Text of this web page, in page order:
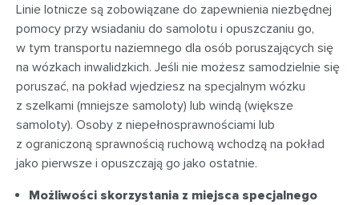
Linie lotnicze są zobowiązane do zapewnienia niezbędnej
pomocy przy wsiadaniu do samolotu i opuszczaniu go,
w tym transportu naziemnego dla osób poruszających się
na wózkach inwalidzkich. Jeśli nie możesz samodzielnie się
poruszać, na pokład wjedziesz na specjalnym wózku
z szelkami (mniejsze samoloty) lub windą (większe
samoloty). Osoby z niepełnosprawnościami lub
z ograniczoną sprawnością ruchową wchodzą na pokład
jako pierwsze i opuszczają go jako ostatnie.
Możliwości skorzystania z miejsca specjalnego